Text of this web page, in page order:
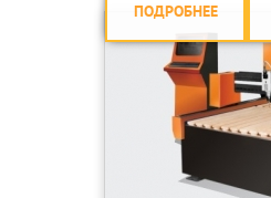
ПОДРОБНЕЕ